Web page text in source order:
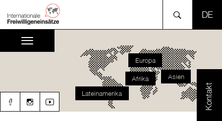
Kontakt
Lateinamerika
Afrika
Europa
Asien